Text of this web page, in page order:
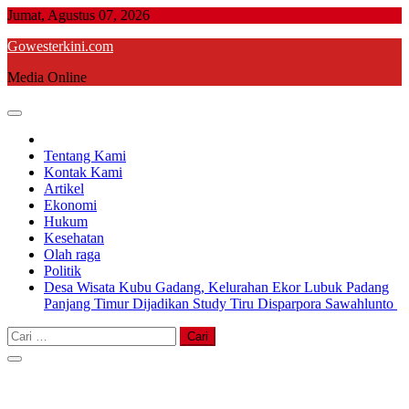
Skip
content
Jumat, Agustus 07, 2026
Gowesterkini.com
Media Online
Tentang Kami
Kontak Kami
Artikel
Ekonomi
Hukum
Kesehatan
Olah raga
Politik
Desa Wisata Kubu Gadang, Kelurahan Ekor Lubuk Padang
Panjang Timur Dijadikan Study Tiru Disparpora Sawahlunto
Cari
untuk: